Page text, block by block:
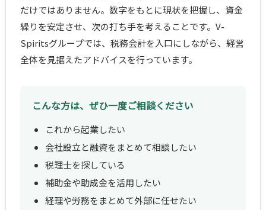
だけではありません。数字をもとに現状を把握し、資金
繰りを安定させ、次の打ち手を考えることです。V-
Spiritsグループでは、税務会計を入口にしながら、経営
全体を見据えたアドバイスを行っています。
こんな方は、ぜひ一度ご相談ください
これから起業したい
会社設立と融資をまとめて相談したい
税理士を探している
補助金や助成金を活用したい
経理や労務をまとめて外部に任せたい